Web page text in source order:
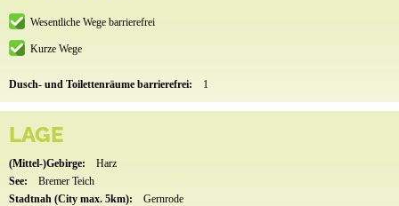
Wesentliche Wege barrierefrei
Kurze Wege
Dusch- und Toilettenräume barrierefrei: 1
LAGE
(Mittel-)Gebirge:
Harz
See:
Bremer Teich
Stadtnah (City max. 5km):
Gernrode